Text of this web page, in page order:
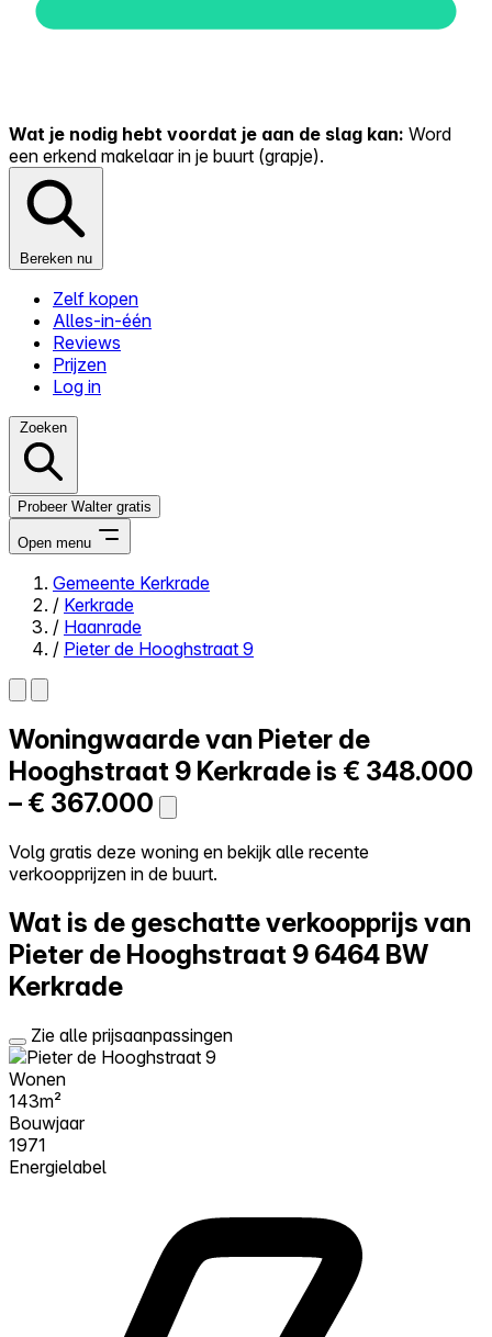
Wat je nodig hebt voordat je aan de slag kan: Word
een erkend makelaar in je buurt (grapje).
Bereken nu
Zelf kopen
Alles-in-één
Reviews
Prijzen
Log in
Zoeken
Probeer Walter gratis
Open menu
Close menu
Zelf kopen
Alles-in-één
Reviews
Prijzen
Log in
Probeer Walter gratis
Gemeente Kerkrade
/ Kerkrade
/ Haanrade
/ Pieter de Hooghstraat 9
Woningwaarde van Pieter de
Hooghstraat 9 Kerkrade is € 348.000
– € 367.000
Volg gratis deze woning en bekijk alle recente
verkoopprijzen in de buurt.
Wat is de geschatte verkoopprijs van
Pieter de Hooghstraat 9 6464 BW
Kerkrade
Zie alle prijsaanpassingen
Wonen
143m²
Bouwjaar
1971
Energielabel